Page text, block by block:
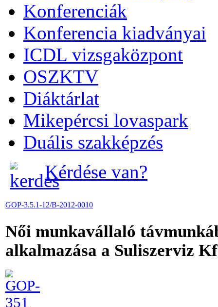
Konferenciák
Konferencia kiadványai
ICDL vizsgaközpont
OSZKTV
Diáktárlat
Mikepércsi lovaspark
Duális szakképzés
Kérdése van?
GOP-3.5.1-12/B-2012-0010
Női munkavállaló
alkalmazása a Suliszerviz